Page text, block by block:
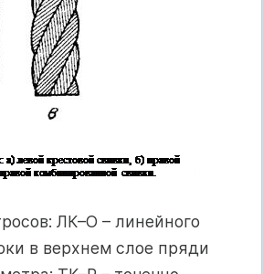
ЛК–О – линейного
в верхнем слое пряди